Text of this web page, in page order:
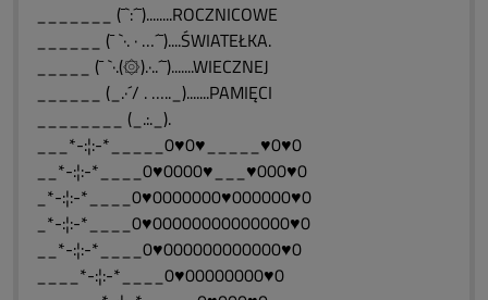
_______ (¯`:´¯)........ROCZNICOWE
______ (¯ `·. · …´¯)....ŚWIATEŁKA.
_____ (¯ `·.(۞).·..´¯).......WIECZNEJ
______ (_.·´/ . ….._).......PAMIĘCI
________ (_.:._).
___*-:¦:-*_____0♥0♥_____♥0♥0
__*-:¦:-*____0♥0000♥___♥000♥0
_*-:¦:-*____0♥0000000♥000000♥0
_*-:¦:-*____0♥00000000000000♥0
__*-:¦:-*____0♥000000000000♥0
____*-:¦:-*____0♥00000000♥0